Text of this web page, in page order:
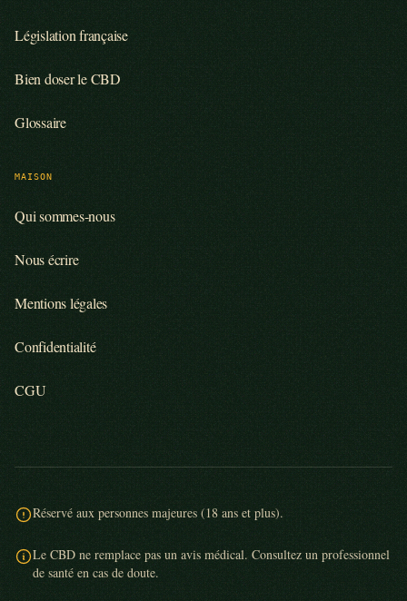
Législation française
Bien doser le CBD
Glossaire
MAISON
Qui sommes-nous
Nous écrire
Mentions légales
Confidentialité
CGU
Réservé aux personnes majeures (18 ans et plus).
Le CBD ne remplace pas un avis médical. Consultez un professionnel
de santé en cas de doute.